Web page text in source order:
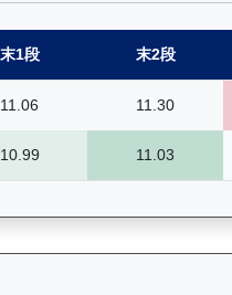
末1段 末2段
11.06 11.30
10.99 11.03